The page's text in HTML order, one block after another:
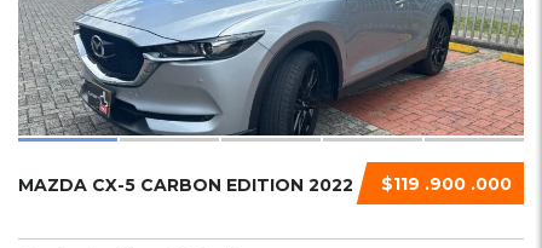
$119 .900 .000
MAZDA CX-5 CARBON EDITION 2022